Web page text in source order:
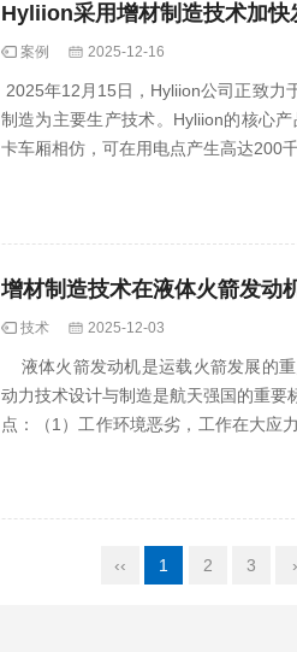
Hyliion采用增材制造技术加快
案例 2025-12-16
2025年12月15日，Hyliion公司正致力
制造为主要生产技术。Hyliion的核心
卡车厢相仿，可在用电点产生高达200
增材制造技术在液体火箭发动
技术 2025-12-03
液体火箭发动机是运载火箭发展的
动力技术设计与制造是航天强国的重
点：（1）工作环境恶劣，工作在大应
‹‹ 1 2 3 ›